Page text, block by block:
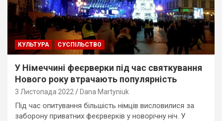
КУЛЬТУРА СУСПІЛЬСТВО
У Німеччині феєрверки під час святкування
Нового року втрачають популярність
3 Листопада 2022 Dana Martyniuk
Під час опитування більшість німців висловилися за
заборону приватних феєрверків у новорічну ніч. У